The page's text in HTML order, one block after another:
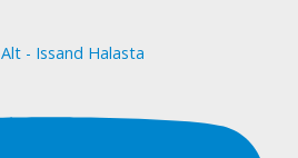
- Issand Halasta